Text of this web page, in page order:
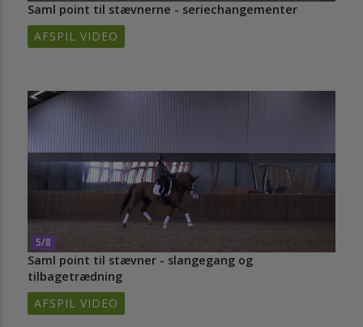
Saml point til stævnerne - seriechangementer
AFSPIL VIDEO
5/8
Saml point til stævner - slangegang og
tilbagetrædning
AFSPIL VIDEO